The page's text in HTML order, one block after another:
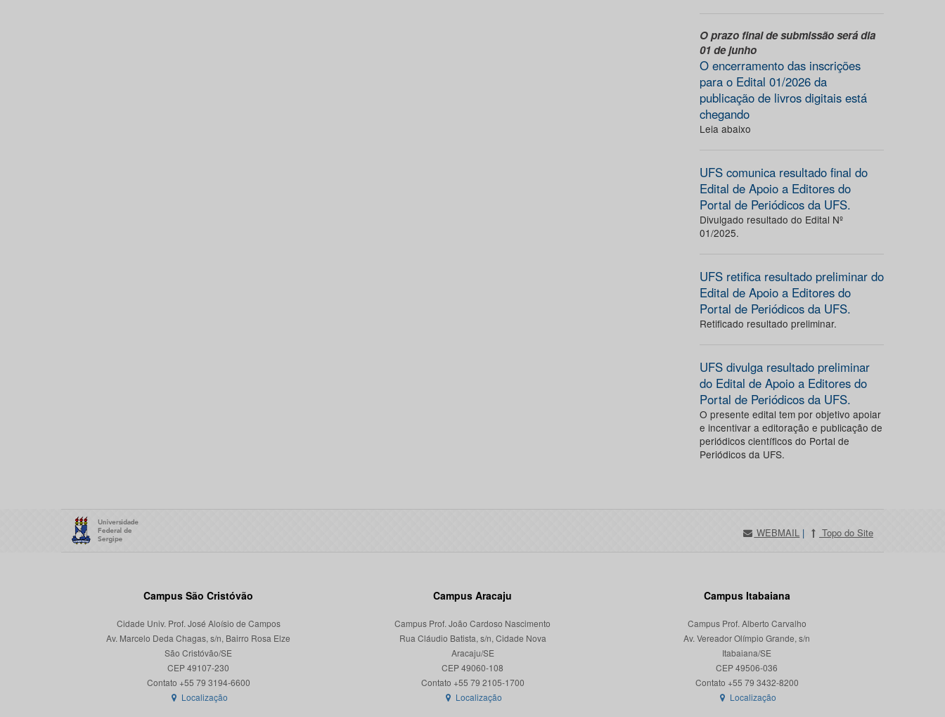
O prazo final de submissão será dia
01 de junho
O encerramento das inscrições
para o Edital 01/2026 da
publicação de livros digitais está
chegando
Leia abaixo
UFS comunica resultado final do
Edital de Apoio a Editores do
Portal de Periódicos da UFS.
Divulgado resultado do Edital Nº
01/2025.
UFS retifica resultado preliminar do
Edital de Apoio a Editores do
Portal de Periódicos da UFS.
Retificado resultado preliminar.
UFS divulga resultado preliminar
do Edital de Apoio a Editores do
Portal de Periódicos da UFS.
O presente edital tem por objetivo apoiar
e incentivar a editoração e publicação de
periódicos científicos do Portal de
Periódicos da UFS.
WEBMAIL | Topo do Site
Campus São Cristóvão
Cidade Univ. Prof. José Aloísio de Campos
Av. Marcelo Deda Chagas, s/n, Bairro Rosa Elze
São Cristóvão/SE
CEP 49107-230
Localização
Campus Aracaju
Campus Prof. João Cardoso Nascimento
Rua Cláudio Batista, s/n, Cidade Nova
Aracaju/SE
CEP 49060-108
Localização
Campus Itabaiana
Campus Prof. Alberto Carvalho
Av. Vereador Olímpio Grande, s/n
Itabaiana/SE
CEP 49506-036
Localização